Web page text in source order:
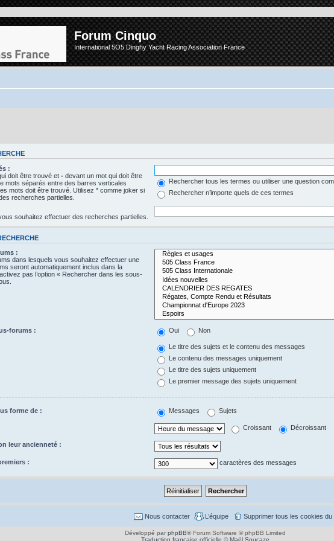
Forum Cinquo
International 5O5 Dinghy Yacht Racing Association France
:
doit être trouvé et - devant un mot qui doit être
mots séparés entre des barres verticales
mots doit être trouvé. Utilisez * comme joker si
recherches partielles.
Rechercher tous les termes ou utiliser une question
Rechercher n’importe quels de ces termes
souhaitez effectuer des recherches partielles.
:
dans lesquels vous souhaitez effectuer une
seront automatiquement inclus dans la
pas l’option « Rechercher dans les sous-
forums : Oui Non
Le titre des sujets et le contenu des messages
Le contenu des messages uniquement
Le titre des sujets uniquement
Le premier message des sujets uniquement
forme de : Messages Sujets
Croissant Décroissant
leur ancienneté :
: caractères des messages
Supprimer tous les cookies du
L’équipe
Nous contacter
Développé par phpBB® Forum Software © phpBB Limited
Traduction française officielle ©Maël Soucaze